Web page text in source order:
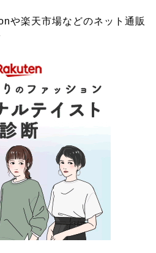
や楽天市場などのネット通販